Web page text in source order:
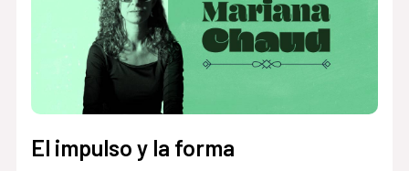
El impulso y la forma